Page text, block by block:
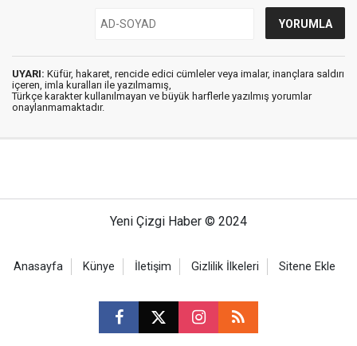
UYARI: Küfür, hakaret, rencide edici cümleler veya imalar, inançlara saldırı
içeren, imla kuralları ile yazılmamış,
Türkçe karakter kullanılmayan ve büyük harflerle yazılmış yorumlar
onaylanmamaktadır.
Yeni Çizgi Haber © 2024
Anasayfa Künye İletişim Gizlilik İlkeleri Sitene Ekle